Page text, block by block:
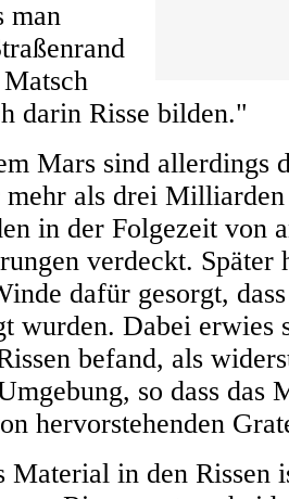
man
darin Risse bilden."
Mars sind allerdings
als drei Milliarden
in der Folgezeit von
verdeckt. Später
dafür gesorgt,
wurden. Dabei erwies
befand, als
so dass das
hervorstehenden
Material in den Rissen